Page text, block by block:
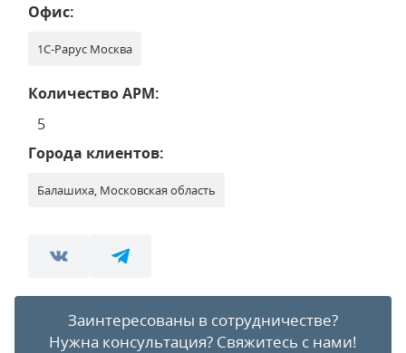
Офис:
1С-Рарус Москва
Количество АРМ:
5
Города клиентов:
Балашиха, Московская область
Заинтересованы в сотрудничестве?
Нужна консультация? Свяжитесь с нами!